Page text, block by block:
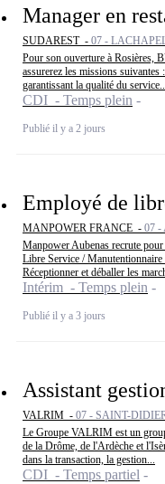
Manager en
SUDAREST - 07 -
Pour son ouverture à
assurerez les missions
garantissant la qualité du
CDI - Temps plein
Publié il y a 2 jours
Employé de
MANPOWER FRANCE - 07 -
Manpower Aubenas recrute
Libre Service /
Réceptionner et déballer les
Intérim - Temps plein
Publié il y a 3 jours
Assistant
VALRIM - 07 - SAINT-
Le Groupe VALRIM est un
de la Drôme, de l'Ardèche et
dans la transaction, la gestion...
CDI - Temps partiel